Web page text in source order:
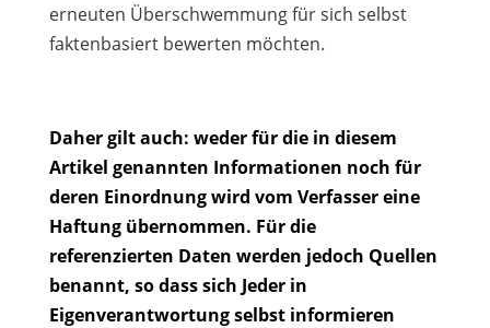
erneuten Überschwemmung für sich selbst
faktenbasiert bewerten möchten.
Daher gilt auch: weder für die in diesem
Artikel genannten Informationen noch für
deren Einordnung wird vom Verfasser eine
Haftung übernommen. Für die
referenzierten Daten werden jedoch Quellen
benannt, so dass sich Jeder in
Eigenverantwortung selbst informieren